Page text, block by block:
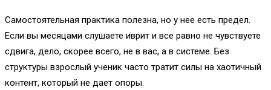
Самостоятельная практика полезна, но у нее есть предел.
Если вы месяцами слушаете иврит и все равно не чувствуете
сдвига, дело, скорее всего, не в вас, а в системе. Без
структуры взрослый ученик часто тратит силы на хаотичный
контент, который не дает опоры.